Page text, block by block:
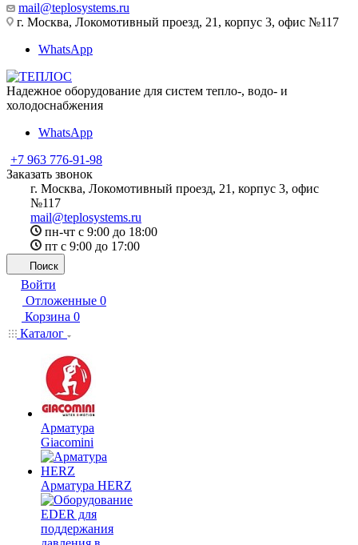
mail@teplosystems.ru
г. Москва, Локомотивный проезд, 21, корпус 3, офис №117
WhatsApp
Надежное оборудование для систем тепло-, водо- и
холодоснабжения
WhatsApp
+7 963 776-91-98
Заказать звонок
г. Москва, Локомотивный проезд, 21, корпус 3, офис
№117
mail@teplosystems.ru
пн-чт с 9:00 до 18:00
пт с 9:00 до 17:00
Поиск
Войти
Отложенные 0
Корзина 0
Каталог
Арматура
Giacomini
Арматура HERZ